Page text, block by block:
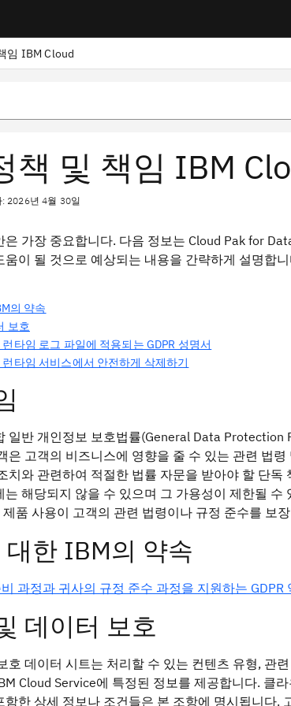
임 IBM Cloud
책 및 책임 IBM
2026년 4월 30일
은 가장 중요합니다. 다음 정보는 Cloud Pak for
움이 될 것으로 예상되는 내용을 간략하게 설명합
의 약속
보호
타임 로그 파일에 적용되는 GDPR 성명서
타임 서비스에서 안전하게 삭제하기
일반 개인정보 보호법률(General Data
은 고객의 비즈니스에 영향을 줄 수 있는 관련 법
치와 관련하여 적절한 법률 자문을 받아야 할 단
는 해당되지 않을 수 있으며 그 가용성이 제한될
품 사용이 고객의 관련 법령이나 규정 준수를 보
대한 IBM의 약속
비 과정과 귀사의 규정 준수 과정을 지원하는 GDPR
데이터 보호
호 데이터 시트는 처리할 수 있는 컨텐츠 유형, 관
Cloud Service에 특정된 정보를 제공합니다. 클
함한 상세 정보나 조건들은 본 조항에 명시됩니다